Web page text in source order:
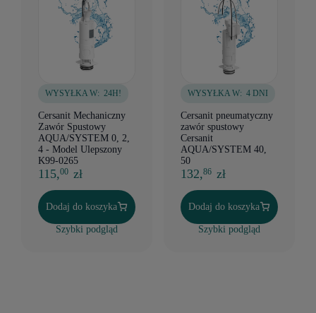
WYSYŁKA W: 24H!
Cersanit Mechaniczny
Zawór Spustowy
AQUA/SYSTEM 0, 2,
4 - Model Ulepszony
K99-0265
115,00 zł
Dodaj do koszyka
Szybki podgląd
WYSYŁKA W: 4 DNI
Cersanit pneumatyczny
zawór spustowy
Cersanit
AQUA/SYSTEM 40,
50
132,86 zł
Dodaj do koszyka
Szybki podgląd